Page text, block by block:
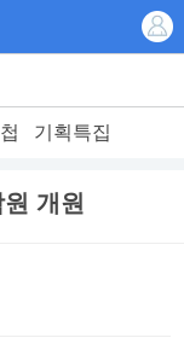
기획특집
개원